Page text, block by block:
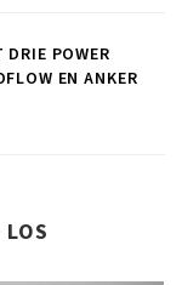
POWER
EN ANKER